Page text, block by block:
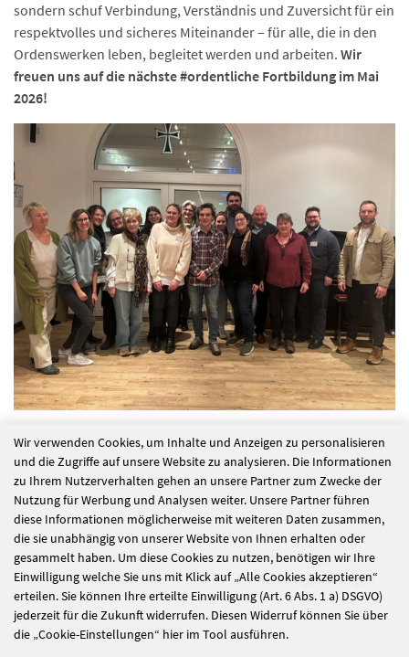
sondern schuf Verbindung, Verständnis und Zuversicht für ein
respektvolles und sicheres Miteinander – für alle, die in den
Ordenswerken leben, begleitet werden und arbeiten. Wir
freuen uns auf die nächste #ordentliche Fortbildung im Mai
2026!
alle Nachrichten
Konferenz,
Kunst & Kirchen
Einkehrtage der
Einrichtungsleitungen
Wir verwenden Cookies, um Inhalte und Anzeigen zu personalisieren
und die Zugriffe auf unsere Website zu analysieren. Die Informationen
zu Ihrem Nutzerverhalten gehen an unsere Partner zum Zwecke der
Nutzung für Werbung und Analysen weiter. Unsere Partner führen
diese Informationen möglicherweise mit weiteren Daten zusammen,
die sie unabhängig von unserer Website von Ihnen erhalten oder
gesammelt haben. Um diese Cookies zu nutzen, benötigen wir Ihre
Einwilligung welche Sie uns mit Klick auf „Alle Cookies akzeptieren“
erteilen. Sie können Ihre erteilte Einwilligung (Art. 6 Abs. 1 a) DSGVO)
jederzeit für die Zukunft widerrufen. Diesen Widerruf können Sie über
die „Cookie-Einstellungen“ hier im Tool ausführen.